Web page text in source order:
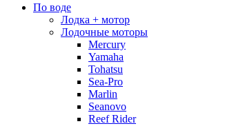
По воде
Лодка + мотор
Лодочные моторы
Mercury
Yamaha
Tohatsu
Sea-Pro
Marlin
Seanovo
Reef Rider